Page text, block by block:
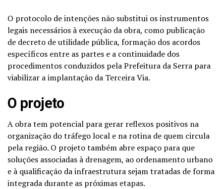
O protocolo de intenções não substitui os instrumentos
legais necessários à execução da obra, como publicação
de decreto de utilidade pública, formação dos acordos
específicos entre as partes e a continuidade dos
procedimentos conduzidos pela Prefeitura da Serra para
viabilizar a implantação da Terceira Via.
O projeto
A obra tem potencial para gerar reflexos positivos na
organização do tráfego local e na rotina de quem circula
pela região. O projeto também abre espaço para que
soluções associadas à drenagem, ao ordenamento urbano
e à qualificação da infraestrutura sejam tratadas de forma
integrada durante as próximas etapas.